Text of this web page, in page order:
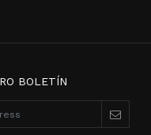
BOLETÍN